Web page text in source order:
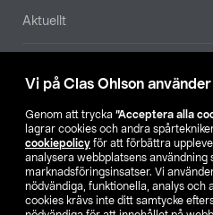
Vi på Clas Ohlson
Genom att trycka ”Acceptera alla
lagrar cookies och andra
cookiepolicy för att förbättra
analysera webbplatsens användning
marknadsföringsinsatser. Vi
nödvändiga, funktionella, analys och
cookies krävs inte ditt samtycke
Aktuellt
Hitta
SE NO